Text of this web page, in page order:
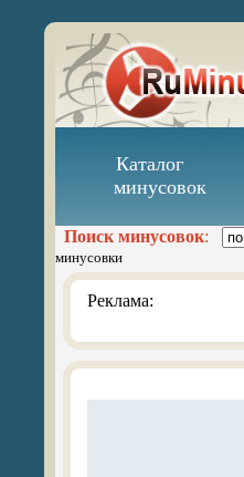
Каталог
минусовок
Поиск минусовок:
минусовки
Реклама: